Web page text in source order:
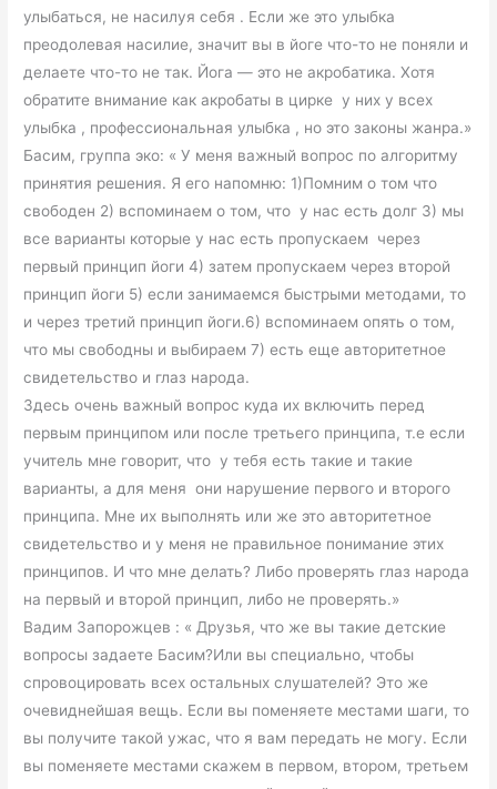
улыбаться, не насилуя себя . Если же это улыбка
преодолевая насилие, значит вы в йоге что-то не поняли и
делаете что-то не так. Йога — это не акробатика. Хотя
обратите внимание как акробаты в цирке у них у всех
улыбка , профессиональная улыбка , но это законы жанра.»
Басим, группа эко: « У меня важный вопрос по алгоритму
принятия решения. Я его напомню: 1)Помним о том что
свободен 2) вспоминаем о том, что у нас есть долг 3) мы
все варианты которые у нас есть пропускаем через
первый принцип йоги 4) затем пропускаем через второй
принцип йоги 5) если занимаемся быстрыми методами, то
и через третий принцип йоги.6) вспоминаем опять о том,
что мы свободны и выбираем 7) есть еще авторитетное
свидетельство и глаз народа.
Здесь очень важный вопрос куда их включить перед
первым принципом или после третьего принципа, т.е если
учитель мне говорит, что у тебя есть такие и такие
варианты, а для меня они нарушение первого и второго
принципа. Мне их выполнять или же это авторитетное
свидетельство и у меня не правильное понимание этих
принципов. И что мне делать? Либо проверять глаз народа
на первый и второй принцип, либо не проверять.»
Вадим Запорожцев : « Друзья, что же вы такие детские
вопросы задаете Басим?Или вы специально, чтобы
спровоцировать всех остальных слушателей? Это же
очевиднейшая вещь. Если вы поменяете местами шаги, то
вы получите такой ужас, что я вам передать не могу. Если
вы поменяете местами скажем в первом, втором, третьем